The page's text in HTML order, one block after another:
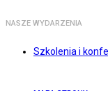
NASZE WYDARZENIA
Szkolenia i